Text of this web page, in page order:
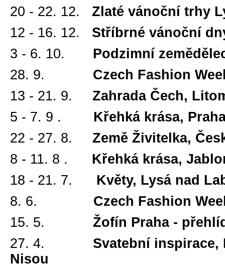
20 - 22. 12.
Zlaté vánoční trhy
12 - 16. 12. Stříbrné vánoční
3 - 6. 10. Podzimní
28. 9. Czech Fashion
13 - 21. 9. Zahrada Čech,
5 - 7. 9 . Křehká krása, Praha
22 - 27. 8. Země Živitelka,
8 - 11. 8 . Křehká krása,
18 - 21. 7. Květy, Lysá nad
8. 6. Czech Fashion
15. 5.
Žofín Praha -
27. 4. Svatební inspirace,
Nisou